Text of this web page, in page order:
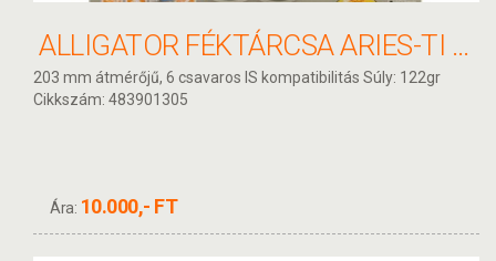
ALLIGATOR FÉKTÁRCSA ARIES-TI 203MM HKR23TI
203 mm átmérőjű, 6 csavaros IS kompatibilitás Súly: 122gr
Cikkszám: 483901305
Ára: 10.000,- FT